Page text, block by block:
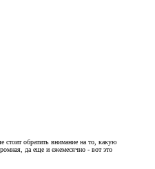
стоит обратить внимание на то, какую
да еще и ежемесячно - вот это